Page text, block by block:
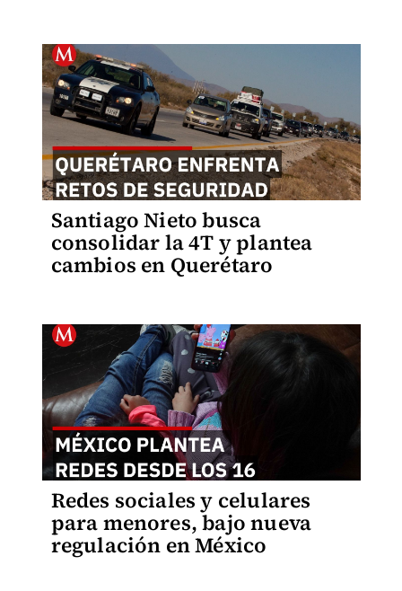
Santiago Nieto busca
consolidar la 4T y plantea
cambios en Querétaro
Redes sociales y celulares
para menores, bajo nueva
regulación en México